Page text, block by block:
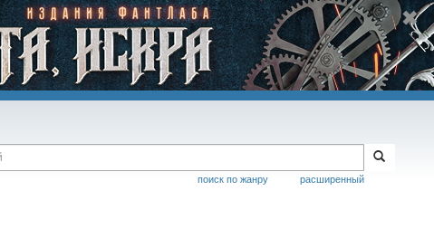
расширенный
поиск по жанру